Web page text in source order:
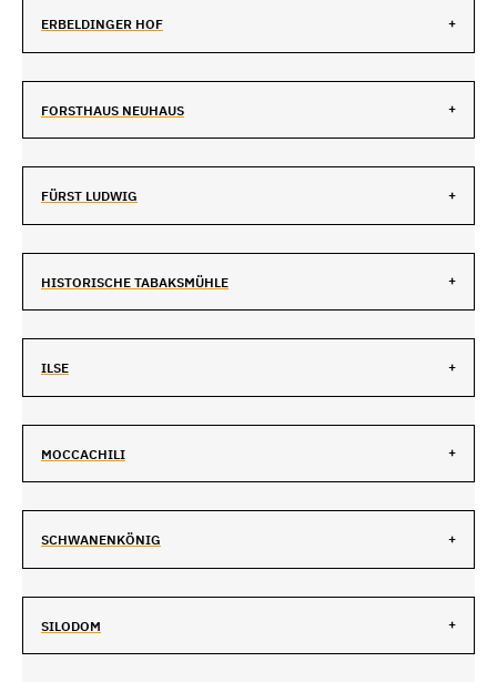
ERBELDINGER HOF
FORSTHAUS NEUHAUS
FÜRST LUDWIG
HISTORISCHE TABAKSMÜHLE
ILSE
MOCCACHILI
SCHWANENKÖNIG
SILODOM